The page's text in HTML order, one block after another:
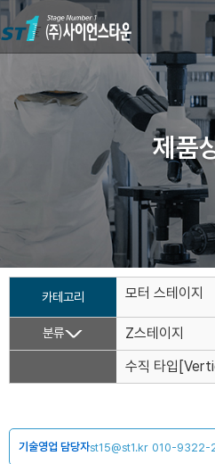
제품
카테고리 모터 스테이지
분류
Z스테이지
수직 타입
기술영업 담당자st15@st1.kr 010-9322-